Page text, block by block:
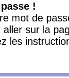
!
mot de
aller sur la
les